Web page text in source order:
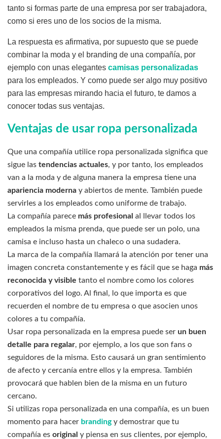
tanto si formas parte de una empresa por ser trabajadora,
como si eres uno de los socios de la misma.
La respuesta es afirmativa, por supuesto que se puede
combinar la moda y el branding de una compañía, por
ejemplo con unas elegantes camisas personalizadas
para los empleados. Y como puede ser algo muy positivo
para las empresas mirando hacia el futuro, te damos a
conocer todas sus ventajas.
Ventajas de usar ropa personalizada
Que una compañía utilice ropa personalizada significa que
sigue las tendencias actuales, y por tanto, los empleados
van a la moda y de alguna manera la empresa tiene una
apariencia moderna y abiertos de mente. También puede
servirles a los empleados como uniforme de trabajo.
La compañía parece más profesional al llevar todos los
empleados la misma prenda, que puede ser un polo, una
camisa e incluso hasta un chaleco o una sudadera.
La marca de la compañía llamará la atención por tener una
imagen concreta constantemente y es fácil que se haga más
reconocida y visible tanto el nombre como los colores
corporativos del logo. Al final, lo que importa es que
recuerden el nombre de tu empresa o que asocien unos
colores a tu compañía.
Usar ropa personalizada en la empresa puede ser un buen
detalle para regalar, por ejemplo, a los que son fans o
seguidores de la misma. Esto causará un gran sentimiento
de afecto y cercanía entre ellos y la empresa. También
provocará que hablen bien de la misma en un futuro
cercano.
Si utilizas ropa personalizada en una compañía, es un buen
momento para hacer brandingy demostrar que tu
compañía es original y piensa en sus clientes, por ejemplo,